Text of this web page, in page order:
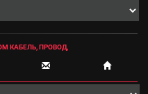
КАБЕЛЬ, ПРОВОД,